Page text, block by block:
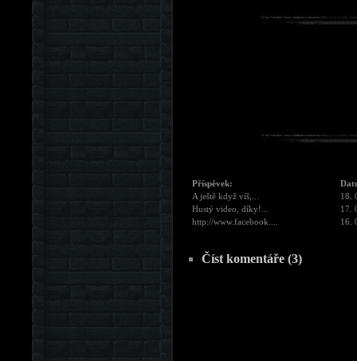
Příspěvek:
A ještě když víš,...
18.
Hustý video, díky!...
17.
http://www.facebook....
16.
Číst komentáře (3)